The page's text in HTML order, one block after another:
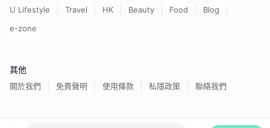
U Lifestyle Travel HK Beauty Food
Blog
e-zone
其他
關於我們 免責聲明 使用條款 私隱政策 聯絡我們